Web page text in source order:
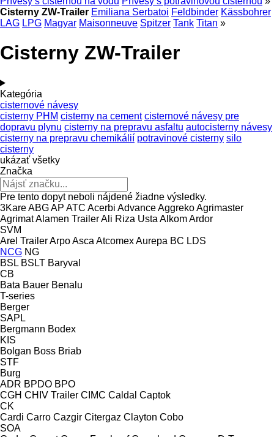
Cisterny ZW-Trailer Emiliana Serbatoi Feldbinder Kässbohrer
LAG LPG Magyar Maisonneuve Spitzer Tank Titan »
Cisterny ZW-Trailer
Kategória
cisternové návesy
cisterny PHM cisterny na cement cisternové návesy pre
dopravu plynu cisterny na prepravu asfaltu autocisterny návesy
cisterny na prepravu chemikálií potravinové cisterny silo
cisterny
ukázať všetky
Značka
Pre tento dopyt neboli nájdené žiadne výsledky.
3KareABGAP ATC Acerbi AdvanceAggrekoAgrimaster
AgrimatAlamen TrailerAli Riza Usta AlkomArdor
SVM
Arel TrailerArpoAsca AtcomexAurepa BC LDS
NCG NG
BSL BSLT Baryval
CB
Bata Bauer Benalu
T-series
Berger
SAPL
Bergmann Bodex
KIS
Bolgan Boss Briab
STF
Burg
ADR BPDO BPO
CGH CHIV Trailer CIMC Caldal Captok
CK
Cardi Carro Cazgir Citergaz Clayton Cobo
SOA